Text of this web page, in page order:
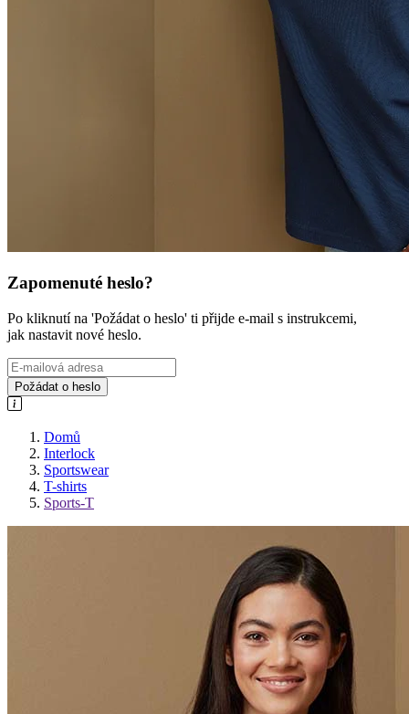
Zapomenuté heslo?
Po kliknutí na 'Požádat o heslo' ti přijde e-mail s instrukcemi,
jak nastavit nové heslo.
Požádat o heslo
Domů
Interlock
Sportswear
T-shirts
Sports-T